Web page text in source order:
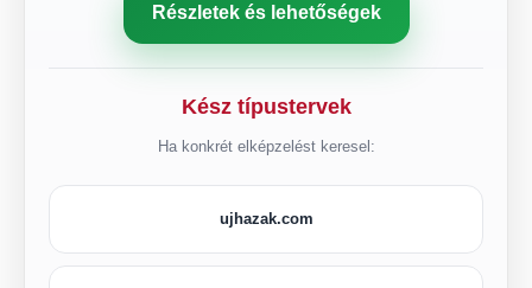
Részletek és lehetőségek
Kész típustervek
Ha konkrét elképzelést keresel:
ujhazak.com